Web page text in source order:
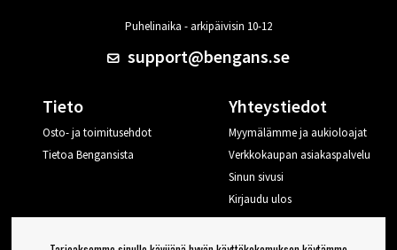
Puhelinaika - arkipäivisin 10-12
support@bengans.se
Tieto
Osto- ja toimitusehdot
Tietoa Bengansista
Yhteystiedot
Myymälämme ja aukioloajat
Verkkokaupan asiakaspalvelu
Sinun sivusi
Kirjaudu ulos
Haluan vinkkejä Bengansilta